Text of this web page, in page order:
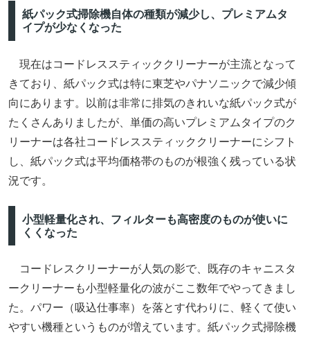
紙パック式掃除機自体の種類が減少し、プレミアムタ
イプが少なくなった
現在はコードレススティッククリーナーが主流となって
きており、紙パック式は特に東芝やパナソニックで減少傾
向にあります。以前は非常に排気のきれいな紙パック式が
たくさんありましたが、単価の高いプレミアムタイプのク
リーナーは各社コードレススティッククリーナーにシフト
し、紙パック式は平均価格帯のものが根強く残っている状
況です。
小型軽量化され、フィルターも高密度のものが使いに
くくなった
コードレスクリーナーが人気の影で、既存のキャニスタ
ークリーナーも小型軽量化の波がここ数年でやってきまし
た。パワー（吸込仕事率）を落とす代わりに、軽くて使い
やすい機種というものが増えています。紙パック式掃除機